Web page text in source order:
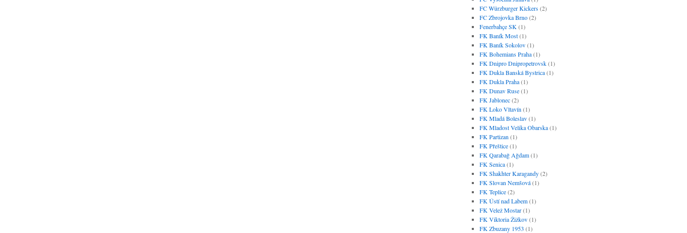
FC Würzburger Kickers(2)
FC Zbrojovka Brno(2)
Fenerbahçe SK (1)
FK Baník Most(1)
FK Baník Sokolov(1)
FK Bohemians Praha(1)
FK Dnipro Dnipropetrovsk(1)
FK Dukla Banská Bystrica(1)
FK Dukla Praha(1)
FK Dunav Ruse(1)
FK Jablonec(2)
FK Loko Vltavín (1)
FK Mladá Boleslav(1)
FK Mladost Velika Obarska(1)
FK Partizan (1)
FK Přeštice(1)
FK Qarabağ Ağdam(1)
FK Senica(1)
FK Shakhter Karagandy(2)
FK Slovan Nemšová(1)
FK Teplice(2)
FK Ústí nad Labem(1)
FK Velež Mostar(1)
FK Viktoria Žižkov(1)
FK Zbuzany 1953 (1)